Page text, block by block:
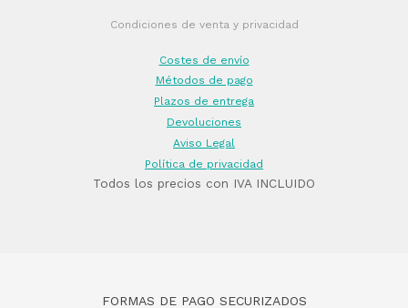
Condiciones de venta y privacidad
Costes de envío
Métodos de pago
Plazos de entrega
Devoluciones
Aviso Legal
Política de privacidad
Todos los precios con IVA INCLUIDO
FORMAS DE PAGO SECURIZADOS